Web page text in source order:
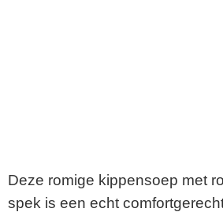
Deze romige kippensoep met
spek is een echt